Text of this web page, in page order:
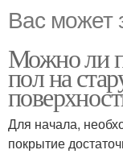
Вас может
Можно ли
пол на
Для начала,
покрытие